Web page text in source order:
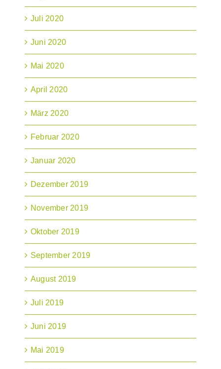
Juli 2020
Juni 2020
Mai 2020
April 2020
März 2020
Februar 2020
Januar 2020
Dezember 2019
November 2019
Oktober 2019
September 2019
August 2019
Juli 2019
Juni 2019
Mai 2019